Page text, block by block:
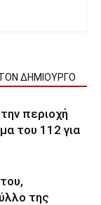
ΔΗΜΙΟΥΡΓΟ
περιοχή
του 112 για
της